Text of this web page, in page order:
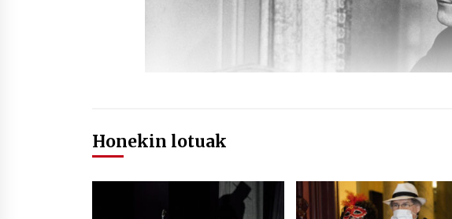
Honekin lotuak